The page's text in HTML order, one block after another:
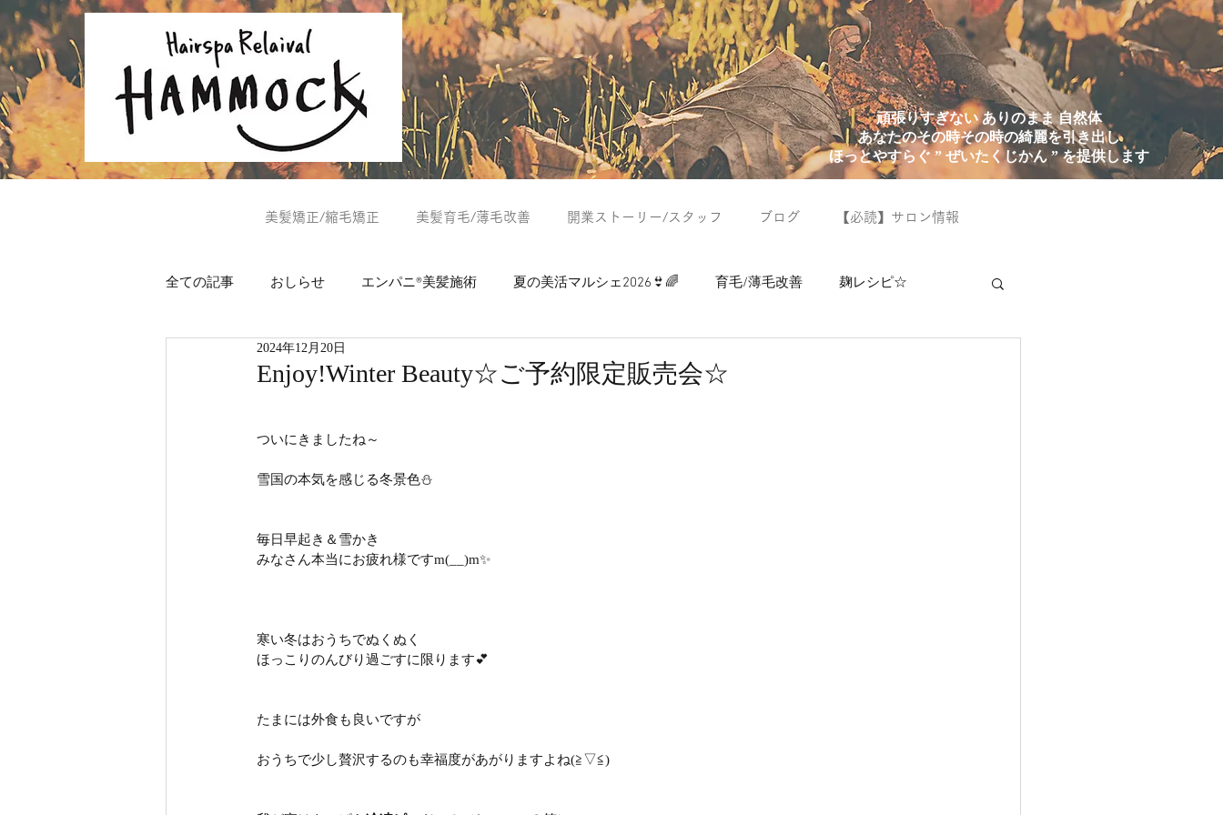
頑張りすぎない ありのまま 自然体
あなたのその時その時の綺麗を引き出し
ほっとやすらぐ ” ぜいたくじかん ” を提供します
美髪矯正/縮毛矯正 美髪育毛/薄毛改善 開業ストーリー/スタッフ ブログ 【必読】サロン情報
全ての記事 おしらせ エンパニ®美髪施術 夏の美活マルシェ2026👙🌈 育毛/薄毛改善 麹レシピ☆
ヘッドスパ 美肌通信
Enjoy!Winter Beauty☆ご予約限定販売会☆
2024年12月20日
ついにきましたね～
雪国の本気を感じる冬景色⛄
毎日早起き＆雪かき
みなさん本当にお疲れ様ですm(__)m✨
寒い冬はおうちでぬくぬく
ほっこりのんびり過ごすに限ります💕
たまには外食も良いですが
おうちで少し贅沢するのも幸福度があがりますよね(≧▽≦)